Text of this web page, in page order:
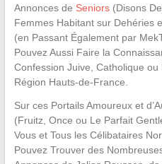
Annonces de Seniors(Disons
Femmes Habitant sur Dehéries
(en Passant Également par
Pouvez Aussi Faire la
Confession Juive, Catholique
Région Hauts-de-France.
Sur ces Portails Amoureux et
(Fruitz, Once ou Le Parfait
Vous et Tous les Célibataires
Pouvez Trouver des